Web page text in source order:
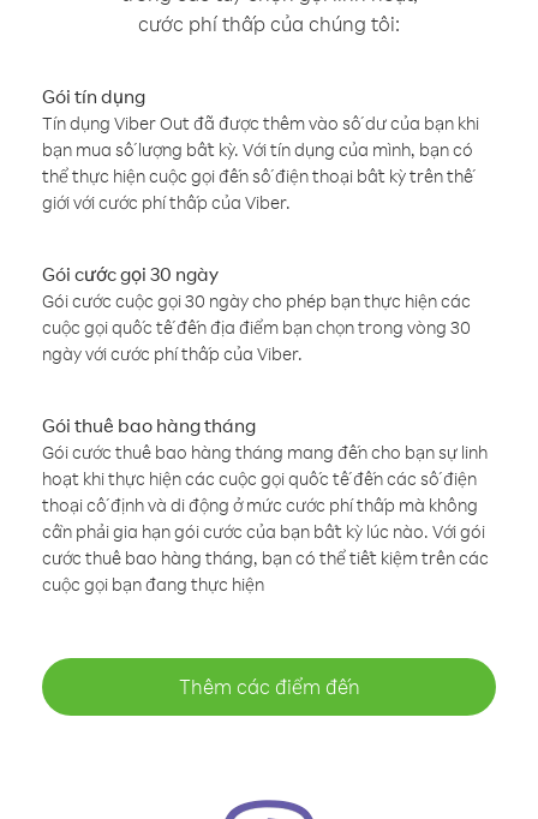
cước phí thấp của chúng tôi:
Gói tín dụng
Tín dụng Viber Out đã được thêm vào số dư của bạn khi
bạn mua số lượng bất kỳ. Với tín dụng của mình, bạn có
thể thực hiện cuộc gọi đến số điện thoại bất kỳ trên thế
giới với cước phí thấp của Viber.
Gói cước gọi 30 ngày
Gói cước cuộc gọi 30 ngày cho phép bạn thực hiện các
cuộc gọi quốc tế đến địa điểm bạn chọn trong vòng 30
ngày với cước phí thấp của Viber.
Gói thuê bao hàng tháng
Gói cước thuê bao hàng tháng mang đến cho bạn sự linh
hoạt khi thực hiện các cuộc gọi quốc tế đến các số điện
thoại cố định và di động ở mức cước phí thấp mà không
cần phải gia hạn gói cước của bạn bất kỳ lúc nào. Với gói
cước thuê bao hàng tháng, bạn có thể tiết kiệm trên các
cuộc gọi bạn đang thực hiện
Thêm các điểm đến